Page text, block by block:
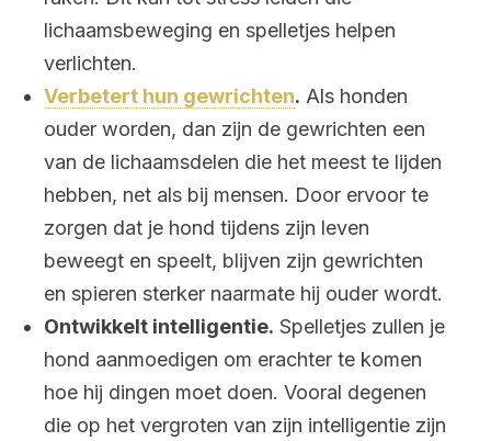
lichaamsbeweging en spelletjes helpen
verlichten.
Verbetert hun gewrichten. Als honden
ouder worden, dan zijn de gewrichten een
van de lichaamsdelen die het meest te lijden
hebben, net als bij mensen. Door ervoor te
zorgen dat je hond tijdens zijn leven
beweegt en speelt, blijven zijn gewrichten
en spieren sterker naarmate hij ouder wordt.
Ontwikkelt intelligentie. Spelletjes zullen je
hond aanmoedigen om erachter te komen
hoe hij dingen moet doen. Vooral degenen
die op het vergroten van zijn intelligentie zijn